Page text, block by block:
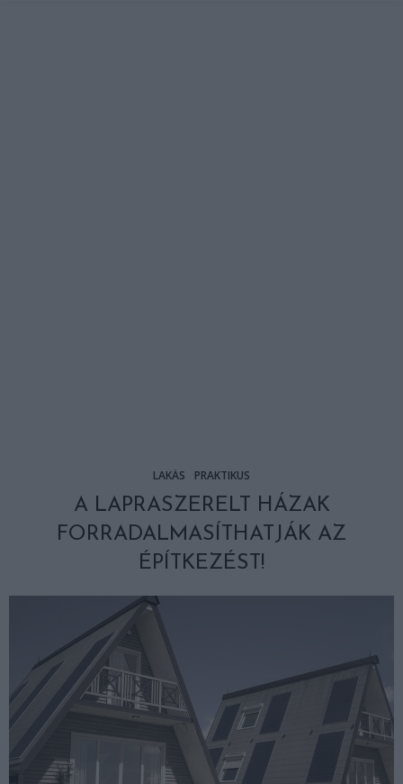
LAKÁS PRAKTIKUS
A LAPRASZERELT HÁZAK
FORRADALMASÍTHATJÁK AZ
ÉPÍTKEZÉST!